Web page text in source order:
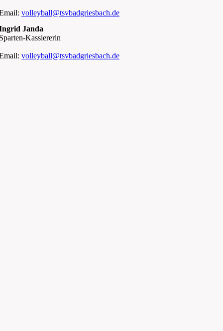
volleyball@tsvbadgriesbach.de
Janda
Kassiererin
volleyball@tsvbadgriesbach.de